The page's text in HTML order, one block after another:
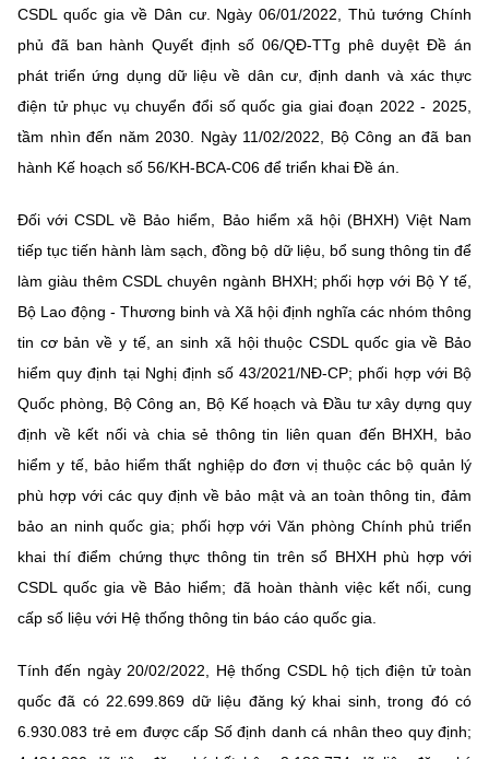
CSDL quốc gia về Dân cư. Ngày 06/01/2022, Thủ tướng Chính
phủ đã ban hành Quyết định số 06/QĐ-TTg phê duyệt Đề án
phát triển ứng dụng dữ liệu về dân cư, định danh và xác thực
điện tử phục vụ chuyển đổi số quốc gia giai đoạn 2022 - 2025,
tầm nhìn đến năm 2030. Ngày 11/02/2022, Bộ Công an đã ban
hành Kế hoạch số 56/KH-BCA-C06 để triển khai Đề án.
Đối với CSDL về Bảo hiểm, Bảo hiểm xã hội (BHXH) Việt Nam
tiếp tục tiến hành làm sạch, đồng bộ dữ liệu, bổ sung thông tin để
làm giàu thêm CSDL chuyên ngành BHXH; phối hợp với Bộ Y tế,
Bộ Lao động - Thương binh và Xã hội định nghĩa các nhóm thông
tin cơ bản về y tế, an sinh xã hội thuộc CSDL quốc gia về Bảo
hiểm quy định tại Nghị định số 43/2021/NĐ-CP; phối hợp với Bộ
Quốc phòng, Bộ Công an, Bộ Kế hoạch và Đầu tư xây dựng quy
định về kết nối và chia sẻ thông tin liên quan đến BHXH, bảo
hiểm y tế, bảo hiểm thất nghiệp do đơn vị thuộc các bộ quản lý
phù hợp với các quy định về bảo mật và an toàn thông tin, đảm
bảo an ninh quốc gia; phối hợp với Văn phòng Chính phủ triển
khai thí điểm chứng thực thông tin trên sổ BHXH phù hợp với
CSDL quốc gia về Bảo hiểm; đã hoàn thành việc kết nối, cung
cấp số liệu với Hệ thống thông tin báo cáo quốc gia.
Tính đến ngày 20/02/2022, Hệ thống CSDL hộ tịch điện tử toàn
quốc đã có 22.699.869 dữ liệu đăng ký khai sinh, trong đó có
6.930.083 trẻ em được cấp Số định danh cá nhân theo quy định;